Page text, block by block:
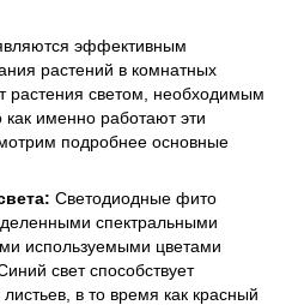
эффективным
растений в комнатных
растения светом, необходимым
именно работают эти
подробнее основные
Светодиодные фито
спектральными
используемыми цветами
свет способствует
в то время как красный